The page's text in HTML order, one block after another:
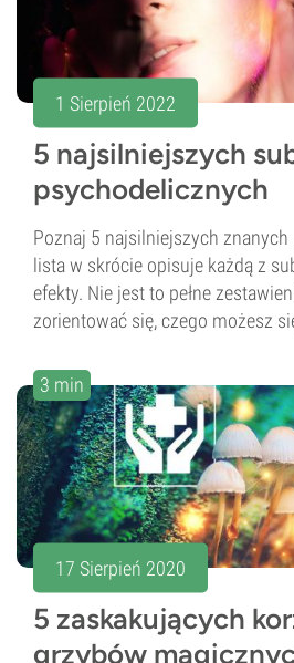
1 Sierpień 2022
5 najsilniejszych
psychodelicznych
Poznaj 5 najsilniejszych
lista w skrócie opisuje każdą z
efekty. Nie jest to pełne
zorientować się, czego możesz
3 min
17 Sierpień 2020
5 zaskakujących
grzybów